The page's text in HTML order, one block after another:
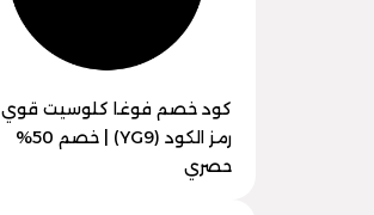
كود خصم فوغا كلوسيت قوي |
رمز الكود (YG9) | خصم 50%
حصري